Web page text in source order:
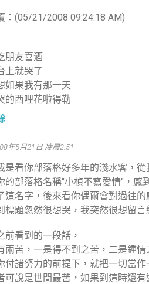
：(05/21/2008 09:24:18 AM)
朋友喜酒
上就哭了
如果我有那一天
的西哩花啦得勒
年5月21日 凌晨2:51
是看你部落格好多年的淺水客，
的部落格名稱"小楨不寫愛情"，感
這名字，後來看你偶爾會對過往
標題忽然很想哭，我突然很想留言
前看到的一段話，
兩苦，一是得不到之苦，二是鍾情
付諸努力的前提下，就把一切當
可說是世間最苦，如果到這時還有